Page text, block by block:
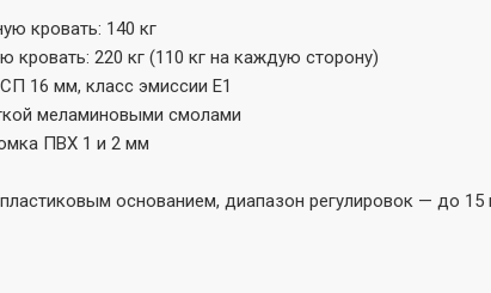
кровать: 140 кг
кровать: 220 кг (110 кг на каждую сторону)
16 мм, класс эмиссии Е1
меламиновыми смолами
ПВХ 1 и 2 мм
основанием, диапазон регулировок — до